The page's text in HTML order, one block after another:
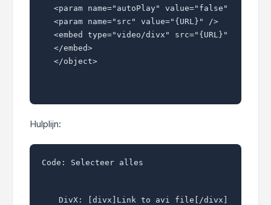
<param name="autoPlay" value="false" />
<param name="src" value="{URL}" />
<embed type="video/divx" src="{URL}"
</embed>
</object>
Hulplijn:
Code: Selecteer alles
DivX: [divx]Link to avi file[/divx]